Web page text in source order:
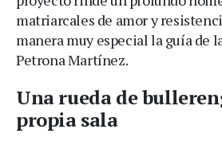
matriarcales de amor y
manera muy especial la guía de
Petrona Martínez.
Una rueda de
propia sala